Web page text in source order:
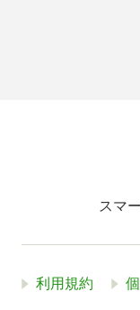
スマ
利用規約